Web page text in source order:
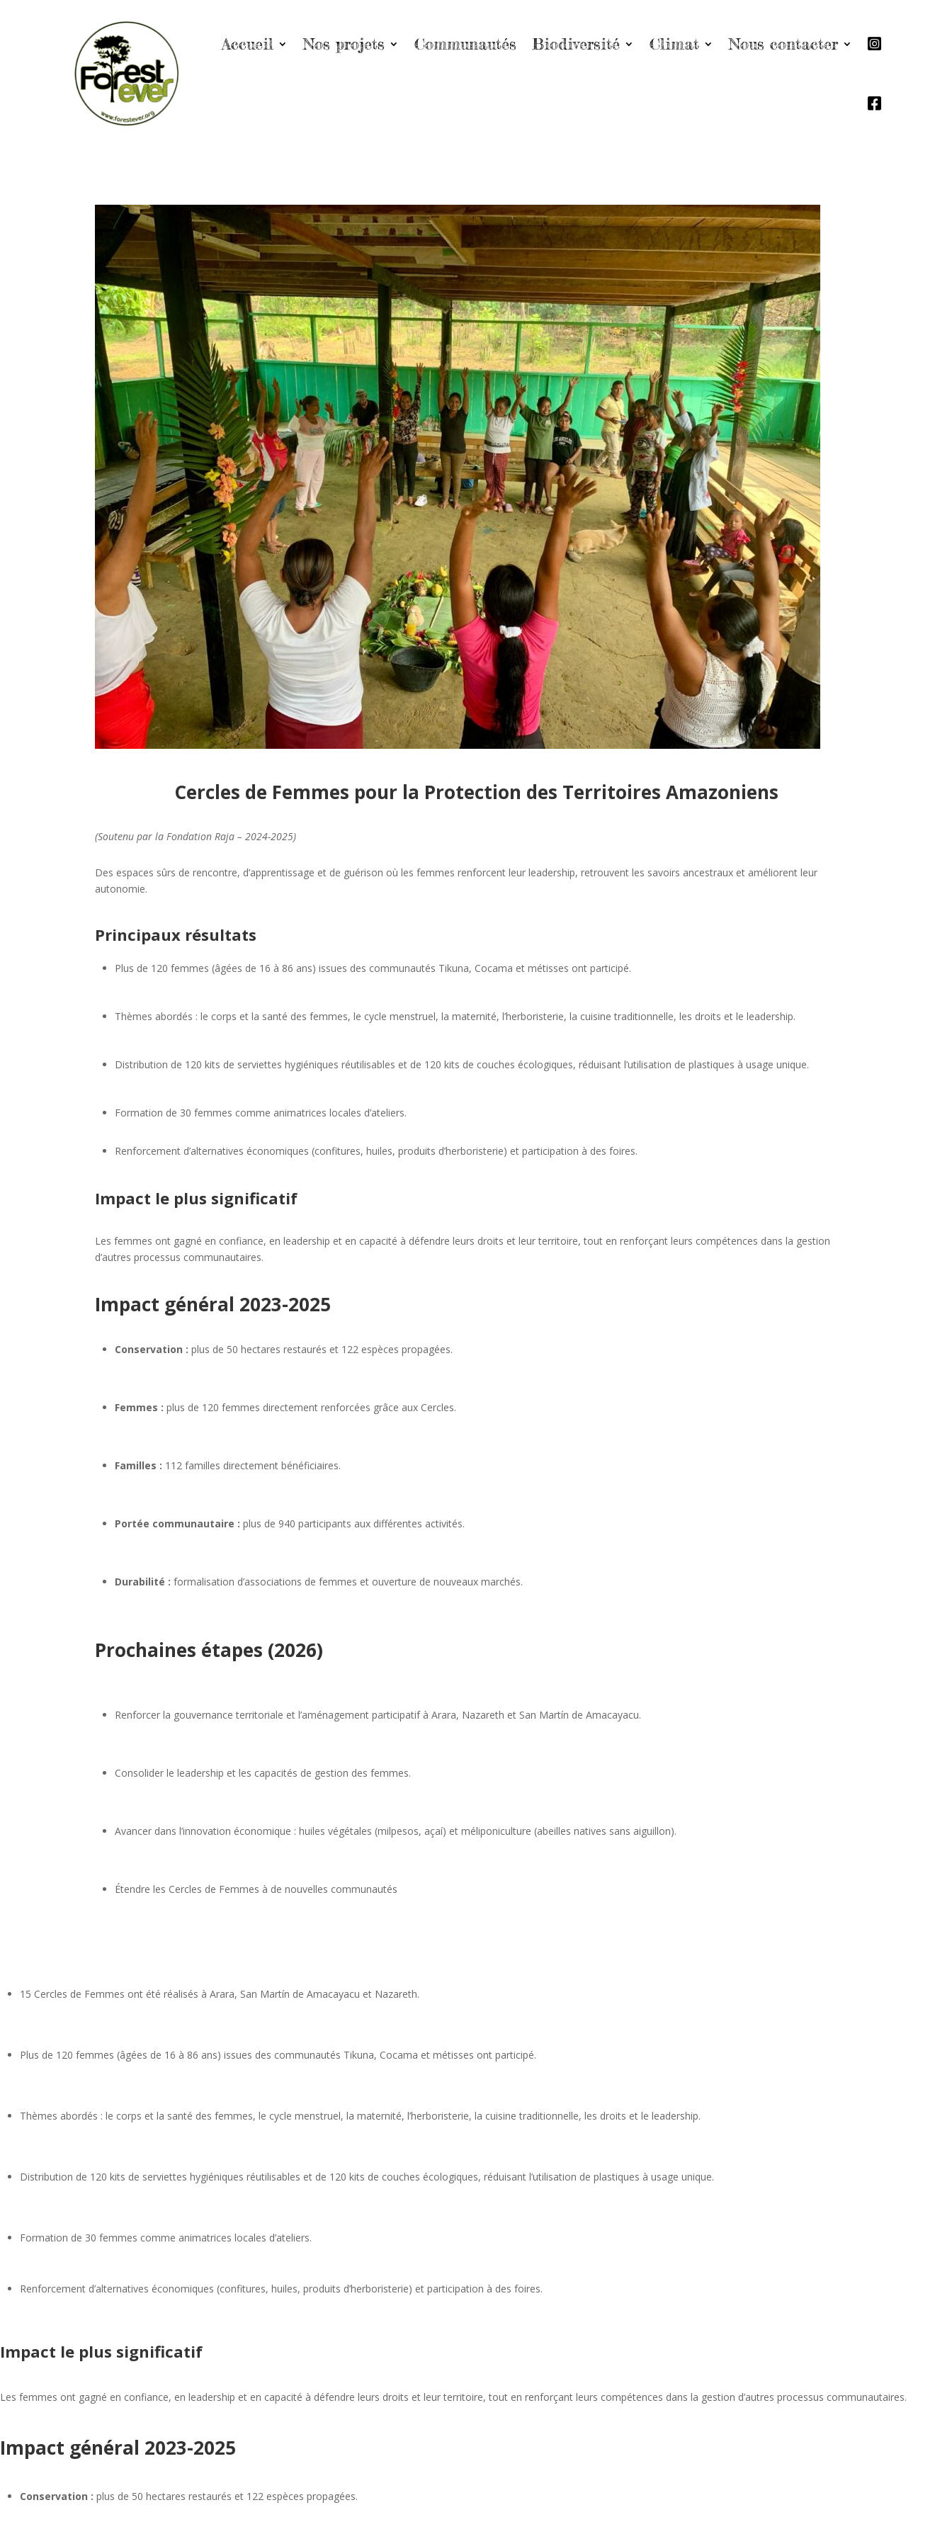
Accueil Nos projets Communautés Biodiversité Climat Nous contacter
Cercles de Femmes pour la Protection des Territoires Amazoniens
(Soutenu par la Fondation Raja – 2024-2025)
Des espaces sûrs de rencontre, d’apprentissage et de guérison où les femmes renforcent leur leadership, retrouvent les savoirs ancestraux et améliorent leur
autonomie.
Principaux résultats
Plus de 120 femmes (âgées de 16 à 86 ans) issues des communautés Tikuna, Cocama et métisses ont participé.
Thèmes abordés : le corps et la santé des femmes, le cycle menstruel, la maternité, l’herboristerie, la cuisine traditionnelle, les droits et le leadership.
Distribution de 120 kits de serviettes hygiéniques réutilisables et de 120 kits de couches écologiques, réduisant l’utilisation de plastiques à usage unique.
Formation de 30 femmes comme animatrices locales d’ateliers.
Renforcement d’alternatives économiques (confitures, huiles, produits d’herboristerie) et participation à des foires.
Impact le plus significatif
Les femmes ont gagné en confiance, en leadership et en capacité à défendre leurs droits et leur territoire, tout en renforçant leurs compétences dans la gestion
d’autres processus communautaires.
Impact général 2023-2025
Conservation : plus de 50 hectares restaurés et 122 espèces propagées.
Femmes : plus de 120 femmes directement renforcées grâce aux Cercles.
Familles : 112 familles directement bénéficiaires.
Portée communautaire : plus de 940 participants aux différentes activités.
Durabilité : formalisation d’associations de femmes et ouverture de nouveaux marchés.
Prochaines étapes (2026)
Renforcer la gouvernance territoriale et l’aménagement participatif à Arara, Nazareth et San Martín de Amacayacu.
Consolider le leadership et les capacités de gestion des femmes.
Avancer dans l’innovation économique : huiles végétales (milpesos, açaí) et méliponiculture (abeilles natives sans aiguillon).
Étendre les Cercles de Femmes à de nouvelles communautés
15 Cercles de Femmes ont été réalisés à Arara, San Martín de Amacayacu et Nazareth.
Plus de 120 femmes (âgées de 16 à 86 ans) issues des communautés Tikuna, Cocama et métisses ont participé.
Thèmes abordés : le corps et la santé des femmes, le cycle menstruel, la maternité, l’herboristerie, la cuisine traditionnelle, les droits et le leadership.
Distribution de 120 kits de serviettes hygiéniques réutilisables et de 120 kits de couches écologiques, réduisant l’utilisation de plastiques à usage unique.
Formation de 30 femmes comme animatrices locales d’ateliers.
Renforcement d’alternatives économiques (confitures, huiles, produits d’herboristerie) et participation à des foires.
Impact le plus significatif
Les femmes ont gagné en confiance, en leadership et en capacité à défendre leurs droits et leur territoire, tout en renforçant leurs compétences dans la gestion d’autres processus communautaires.
Impact général 2023-2025
Conservation : plus de 50 hectares restaurés et 122 espèces propagées.